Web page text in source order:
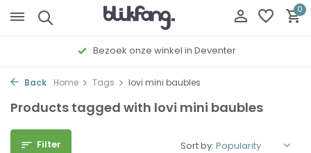
0
Bezoek onze winkel in Deventer
Back Home Tags lovi mini baubles
Products tagged with lovi mini baubles
Filter Sort by: